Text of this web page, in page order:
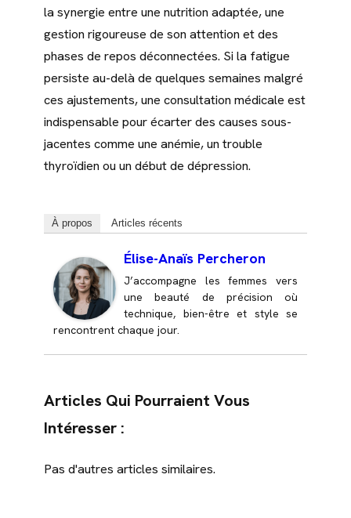
la synergie entre une nutrition adaptée, une
gestion rigoureuse de son attention et des
phases de repos déconnectées. Si la fatigue
persiste au-delà de quelques semaines malgré
ces ajustements, une consultation médicale est
indispensable pour écarter des causes sous-
jacentes comme une anémie, un trouble
thyroïdien ou un début de dépression.
À propos Articles récents
Élise-Anaïs Percheron
J’accompagne les femmes vers
une beauté de précision où
technique, bien-être et style se
rencontrent chaque jour.
Articles Qui Pourraient Vous
Intéresser :
Pas d'autres articles similaires.